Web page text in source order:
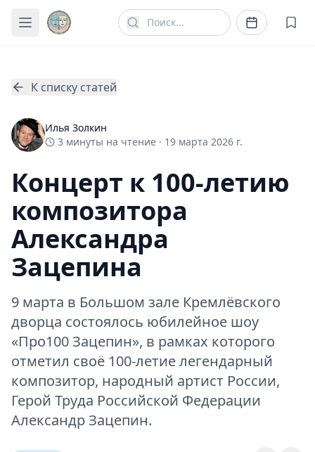
К списку статей
Илья Золкин
3 минуты на чтение · 19 марта 2026 г.
Концерт к 100-летию
композитора
Александра
Зацепина
9 марта в Большом зале Кремлёвского
дворца состоялось юбилейное шоу
«Про100 Зацепин», в рамках которого
отметил своё 100-летие легендарный
композитор, народный артист России,
Герой Труда Российской Федерации
Александр Зацепин.